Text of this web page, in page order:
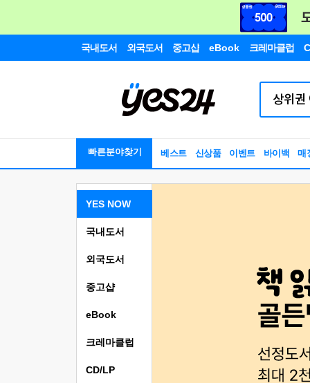
국내도서 외국도서 중고샵 eBook 크레마클럽
빠른분야찾기 베스트 신상품 이벤트 바이백 매
YES NOW
국내도서
외국도서
중고샵
eBook
크레마클럽
CD/LP